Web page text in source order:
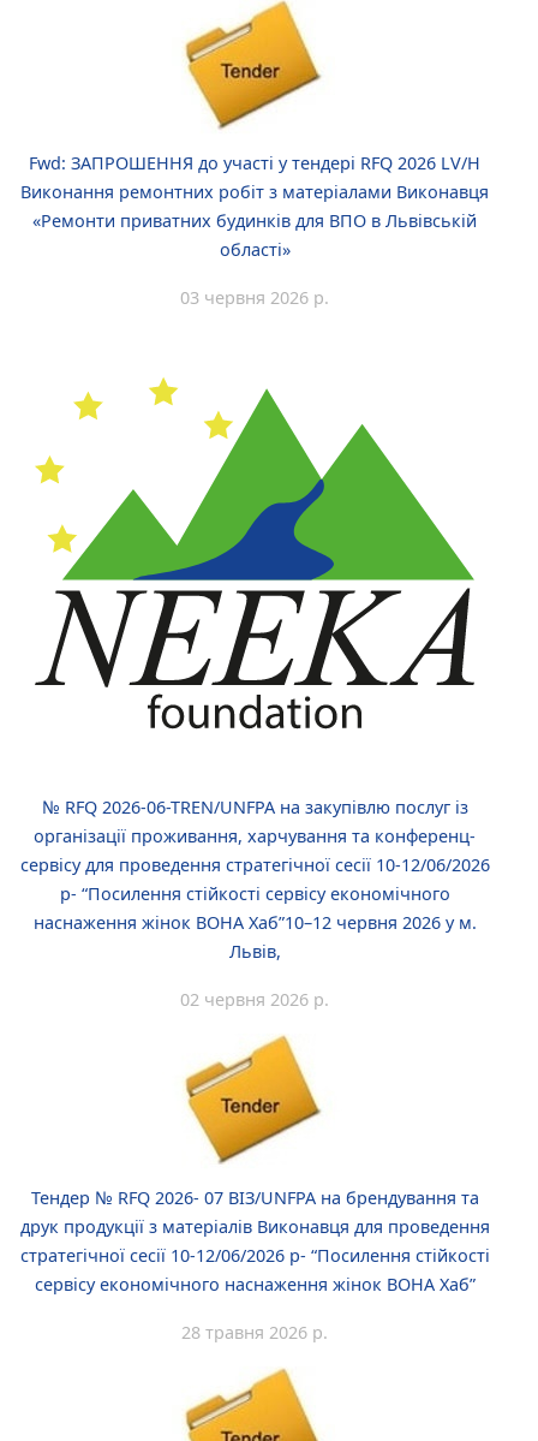
Fwd: ЗАПРОШЕННЯ до участі у тендері RFQ 2026 LV/H
Виконання ремонтних робіт з матеріалами Виконавця
«Ремонти приватних будинків для ВПО в Львівській
області»
03 червня 2026 р.
№ RFQ 2026-06-TREN/UNFPA на закупівлю послуг із
організації проживання, харчування та конференц-
сервісу для проведення стратегічної сесії 10-12/06/2026
р- “Посилення стійкості сервісу економічного
наснаження жінок ВОНА Хаб”10–12 червня 2026 у м.
Львів,
02 червня 2026 р.
Тендер № RFQ 2026- 07 ВІЗ/UNFPA на брендування та
друк продукції з матеріалів Виконавця для проведення
стратегічної сесії 10-12/06/2026 р- “Посилення стійкості
сервісу економічного наснаження жінок ВОНА Хаб”
28 травня 2026 р.